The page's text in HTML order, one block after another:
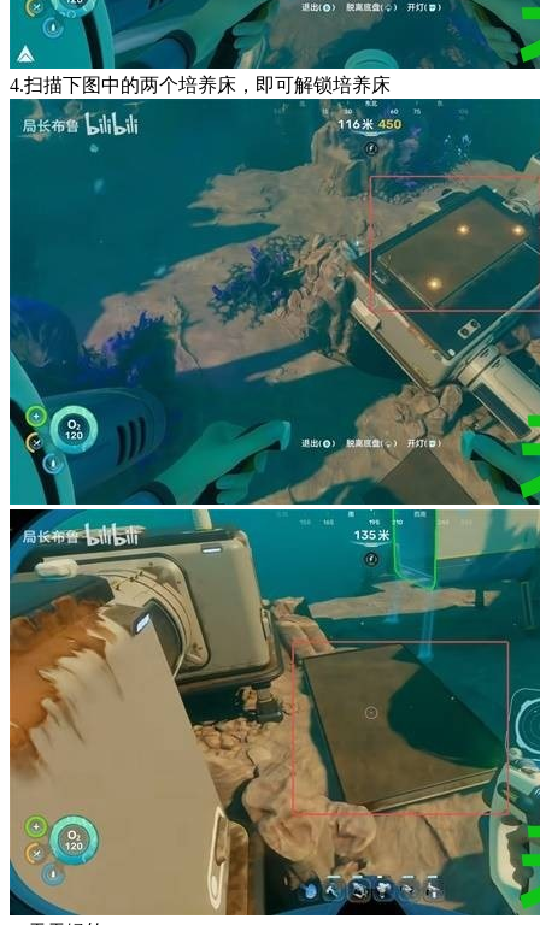
4.扫描下图中的两个培养床，即可解锁培养床